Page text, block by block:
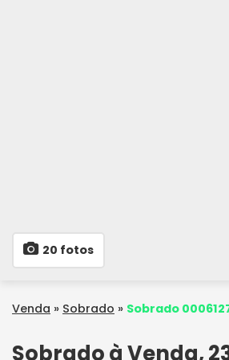
20 fotos
Venda » Sobrado » Sobrado
Sobrado à Venda,